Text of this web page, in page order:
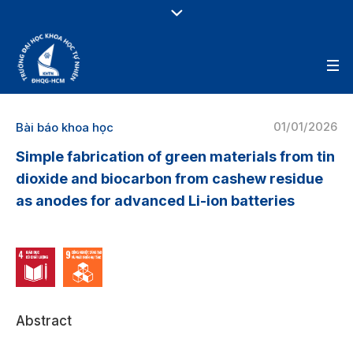
01/01/2026
Bài báo khoa học
Simple fabrication of green materials from tin
dioxide and biocarbon from cashew residue
as anodes for advanced Li-ion batteries
Abstract